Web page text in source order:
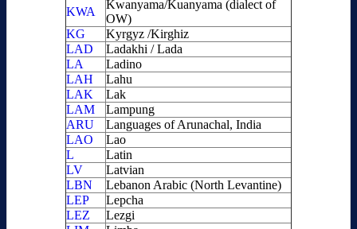
KWA
Kwanyama/Kuanyama (dialect of
OW)
KG
Kyrgyz /Kirghiz
LAD
Ladakhi / Lada
LA
Ladino
LAH
Lahu
LAK
Lak
LAM
Lampung
ARU
Languages of Arunachal, India
LAO
Lao
L
Latin
LV
Latvian
LBN
Lebanon Arabic (North Levantine)
LEP
Lepcha
LEZ
Lezgi